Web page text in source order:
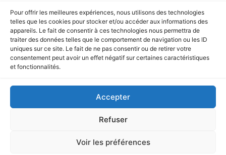
Pour offrir les meilleures expériences, nous utilisons des technologies
telles que les cookies pour stocker et/ou accéder aux informations des
appareils. Le fait de consentir à ces technologies nous permettra de
traiter des données telles que le comportement de navigation ou les ID
uniques sur ce site. Le fait de ne pas consentir ou de retirer votre
consentement peut avoir un effet négatif sur certaines caractéristiques
et fonctionnalités.
Accepter
Refuser
Voir les préférences
une
Lire la suite ➔
clnconsult
West Adgency – Mentions légales